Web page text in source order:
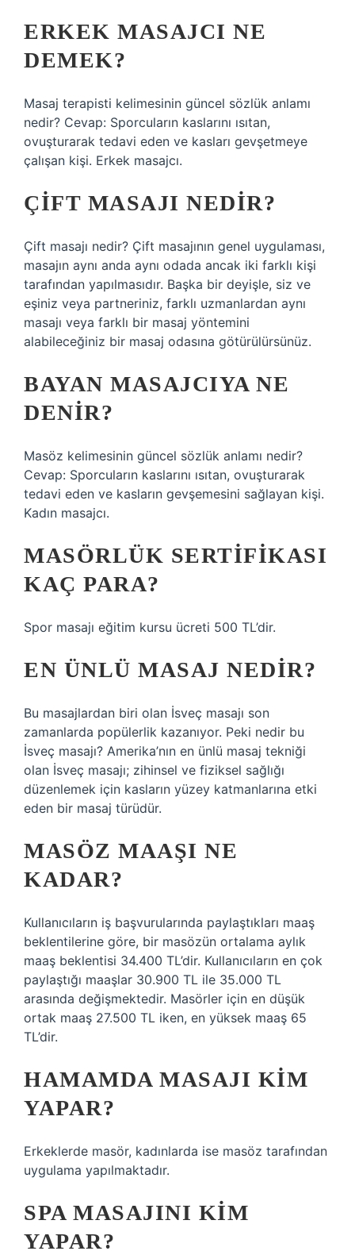
ERKEK MASAJCI NE
DEMEK?
Masaj terapisti kelimesinin güncel sözlük anlamı
nedir? Cevap: Sporcuların kaslarını ısıtan,
ovuşturarak tedavi eden ve kasları gevşetmeye
çalışan kişi. Erkek masajcı.
ÇIFT MASAJI NEDIR?
Çift masajı nedir? Çift masajının genel uygulaması,
masajın aynı anda aynı odada ancak iki farklı kişi
tarafından yapılmasıdır. Başka bir deyişle, siz ve
eşiniz veya partneriniz, farklı uzmanlardan aynı
masajı veya farklı bir masaj yöntemini
alabileceğiniz bir masaj odasına götürülürsünüz.
BAYAN MASAJCIYA NE
DENIR?
Masöz kelimesinin güncel sözlük anlamı nedir?
Cevap: Sporcuların kaslarını ısıtan, ovuşturarak
tedavi eden ve kasların gevşemesini sağlayan kişi.
Kadın masajcı.
MASÖRLÜK SERTIFIKASI
KAÇ PARA?
Spor masajı eğitim kursu ücreti 500 TL’dir.
EN ÜNLÜ MASAJ NEDIR?
Bu masajlardan biri olan İsveç masajı son
zamanlarda popülerlik kazanıyor. Peki nedir bu
İsveç masajı? Amerika’nın en ünlü masaj tekniği
olan İsveç masajı; zihinsel ve fiziksel sağlığı
düzenlemek için kasların yüzey katmanlarına etki
eden bir masaj türüdür.
MASÖZ MAAŞI NE
KADAR?
Kullanıcıların iş başvurularında paylaştıkları maaş
beklentilerine göre, bir masözün ortalama aylık
maaş beklentisi 34.400 TL’dir. Kullanıcıların en çok
paylaştığı maaşlar 30.900 TL ile 35.000 TL
arasında değişmektedir. Masörler için en düşük
ortak maaş 27.500 TL iken, en yüksek maaş 65
TL’dir.
HAMAMDA MASAJI KIM
YAPAR?
Erkeklerde masör, kadınlarda ise masöz tarafından
uygulama yapılmaktadır.
SPA MASAJINI KIM
YAPAR?